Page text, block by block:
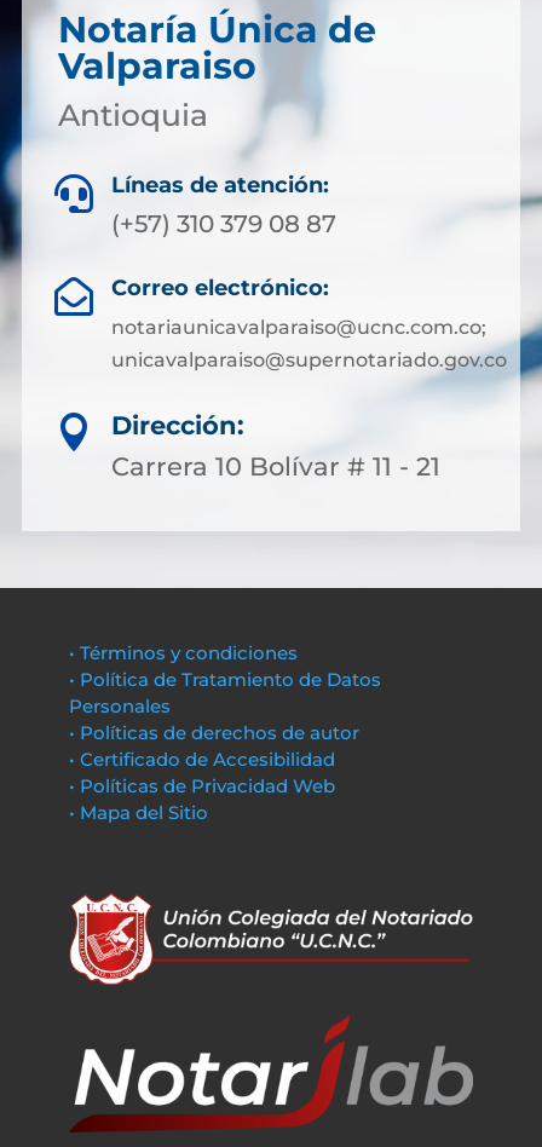
Notaría Única de
Valparaiso
Antioquia
 Líneas de atención:
(+57) 310 379 08 87
 Correo electrónico:
notariaunicavalparaiso@ucnc.com.co;
unicavalparaiso@supernotariado.gov.co

Dirección:
Carrera 10 Bolívar # 11 - 21
• Términos y condiciones
• Política de Tratamiento de Datos
Personales
• Políticas de derechos de autor
• Certificado de Accesibilidad
• Políticas de Privacidad Web
• Mapa del Sitio